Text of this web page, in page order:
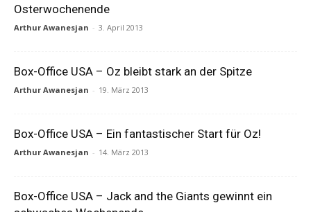
Osterwochenende
Arthur Awanesjan - 3. April 2013
Box-Office USA – Oz bleibt stark an der Spitze
Arthur Awanesjan - 19. März 2013
Box-Office USA – Ein fantastischer Start für Oz!
Arthur Awanesjan - 14. März 2013
Box-Office USA – Jack and the Giants gewinnt ein